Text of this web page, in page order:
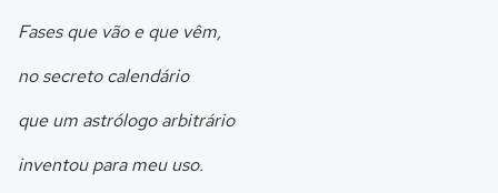
Fases que vão e que vêm,
no secreto calendário
que um astrólogo arbitrário
inventou para meu uso.